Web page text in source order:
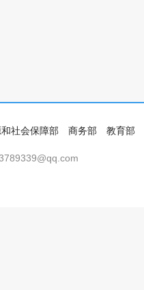
和社会保障部 商务部 教育部